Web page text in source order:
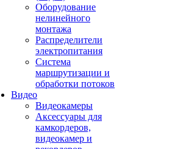
Оборудование
нелинейного
монтажа
Распределители
электропитания
Система
маршрутизации и
обработки потоков
Видео
Видеокамеры
Аксессуары для
камкордеров,
видеокамер и